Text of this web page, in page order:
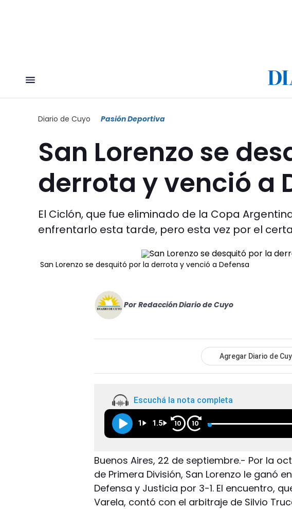
Diario de Cuyo Pasión Deportiva
San Lorenzo se
derrota y venció a
El Ciclón, que fue eliminado de la Copa
enfrentarlo esta tarde, pero esta vez por el
San Lorenzo se desquitó por la derrota y venció a Defensa
Por Redacción Diario de Cuyo
Agregar Diario de
Escuchá la nota completa
1 1.5 10 10
Buenos Aires, 22 de septiembre.- Por la
de Primera División, San Lorenzo le ganó
Defensa y Justicia por 3-1. El encuentro,
Varela, contó con el arbitraje de Silvio